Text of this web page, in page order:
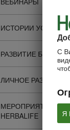
С
Я
ИСТОРИИ УСПЕХА
РАЗВИТИЕ БИЗНЕСА
ЛИЧНОЕ РАЗВИТИЕ
МЕРОПРИЯТИЯ
HERBALIFE